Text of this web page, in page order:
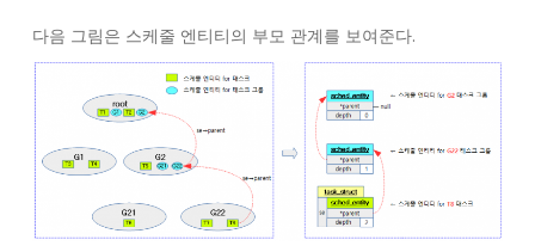
다음 그림은 스케줄 엔티티의 부모 관계를 보여준다.